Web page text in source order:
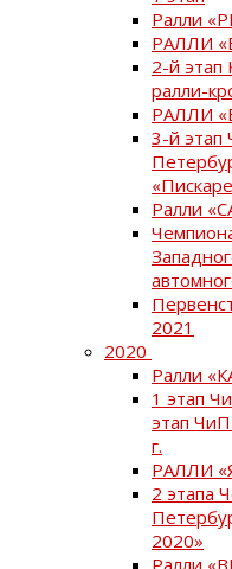
Ралли
РАЛЛИ
2-й этап
ралли-
РАЛЛИ
3-й этап
Ралли
2021
2020
Ралли
1 этап
этап
г.
РАЛЛИ
2 этапа
2020»
Ралли